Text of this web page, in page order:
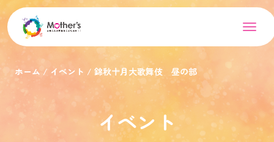
ホーム イベント 錦秋十月大歌舞伎 昼の部
イベント